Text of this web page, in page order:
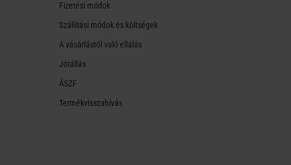
Fizetési módok
Szállítási módok és költségek
A vásárlástól való ellálás
Jótállás
ÁSZF
Termékvisszahívás